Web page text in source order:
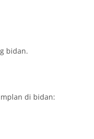
bidan.
di bidan: